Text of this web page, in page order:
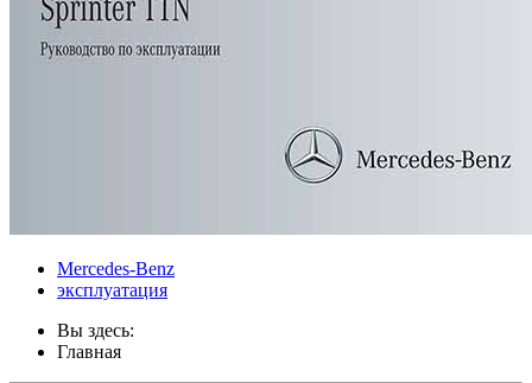
Mercedes-Benz
эксплуатация
Вы здесь:
Главная